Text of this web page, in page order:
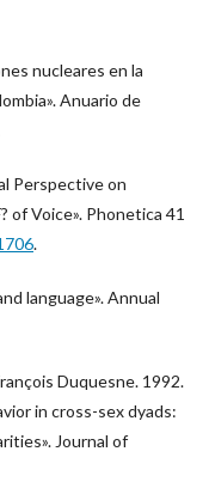
nucleares en la
Anuario de
Perspective on
of Voice». Phonetica 41
.
language». Annual
Duquesne. 1992.
in cross-sex dyads:
Journal of